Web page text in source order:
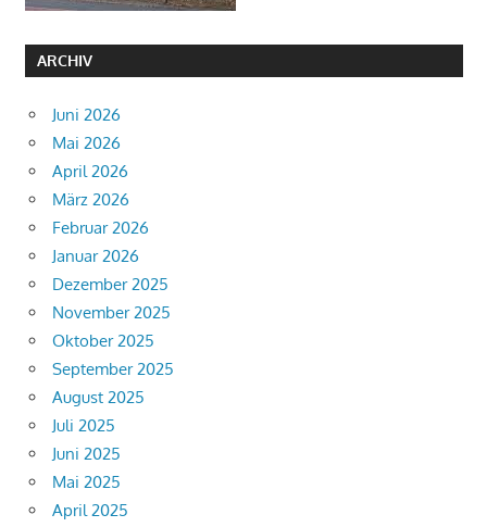
ARCHIV
Juni 2026
Mai 2026
April 2026
März 2026
Februar 2026
Januar 2026
Dezember 2025
November 2025
Oktober 2025
September 2025
August 2025
Juli 2025
Juni 2025
Mai 2025
April 2025